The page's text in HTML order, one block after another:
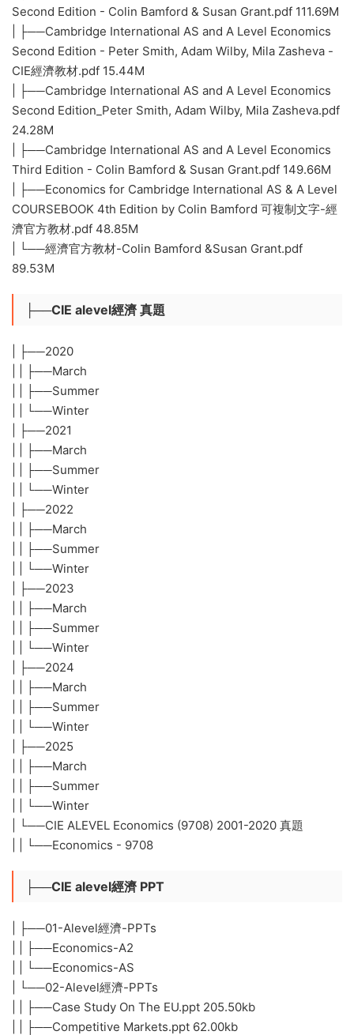
Second Edition - Colin Bamford & Susan Grant.pdf 111.69M
| ├──Cambridge International AS and A Level Economics
Second Edition - Peter Smith, Adam Wilby, Mila Zasheva -
CIE經濟教材.pdf 15.44M
| ├──Cambridge International AS and A Level Economics
Second Edition_Peter Smith, Adam Wilby, Mila Zasheva.pdf
24.28M
| ├──Cambridge International AS and A Level Economics
Third Edition - Colin Bamford & Susan Grant.pdf 149.66M
| ├──Economics for Cambridge International AS & A Level
COURSEBOOK 4th Edition by Colin Bamford 可複制文字-經
濟官方教材.pdf 48.85M
| └──經濟官方教材-Colin Bamford &Susan Grant.pdf
89.53M
├──CIE alevel經濟 真題
| ├──2020
| | ├──March
| | ├──Summer
| | └──Winter
| ├──2021
| | ├──March
| | ├──Summer
| | └──Winter
| ├──2022
| | ├──March
| | ├──Summer
| | └──Winter
| ├──2023
| | ├──March
| | ├──Summer
| | └──Winter
| ├──2024
| | ├──March
| | ├──Summer
| | └──Winter
| ├──2025
| | ├──March
| | ├──Summer
| | └──Winter
| └──CIE ALEVEL Economics (9708) 2001-2020 真題
| | └──Economics - 9708
├──CIE alevel經濟 PPT
| ├──01-Alevel經濟-PPTs
| | ├──Economics-A2
| | └──Economics-AS
| └──02-Alevel經濟-PPTs
| | ├──Case Study On The EU.ppt 205.50kb
| | ├──Competitive Markets.ppt 62.00kb